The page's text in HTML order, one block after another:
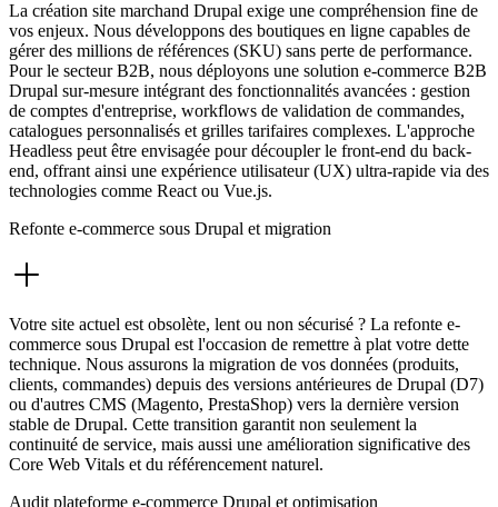
La création site marchand Drupal exige une compréhension fine de
vos enjeux. Nous développons des boutiques en ligne capables de
gérer des millions de références (SKU) sans perte de performance.
Pour le secteur B2B, nous déployons une solution e-commerce B2B
Drupal sur-mesure intégrant des fonctionnalités avancées : gestion
de comptes d'entreprise, workflows de validation de commandes,
catalogues personnalisés et grilles tarifaires complexes. L'approche
Headless peut être envisagée pour découpler le front-end du back-
end, offrant ainsi une expérience utilisateur (UX) ultra-rapide via des
technologies comme React ou Vue.js.
Refonte e-commerce sous Drupal et migration
Votre site actuel est obsolète, lent ou non sécurisé ? La refonte e-
commerce sous Drupal est l'occasion de remettre à plat votre dette
technique. Nous assurons la migration de vos données (produits,
clients, commandes) depuis des versions antérieures de Drupal (D7)
ou d'autres CMS (Magento, PrestaShop) vers la dernière version
stable de Drupal. Cette transition garantit non seulement la
continuité de service, mais aussi une amélioration significative des
Core Web Vitals et du référencement naturel.
Audit plateforme e-commerce Drupal et optimisation